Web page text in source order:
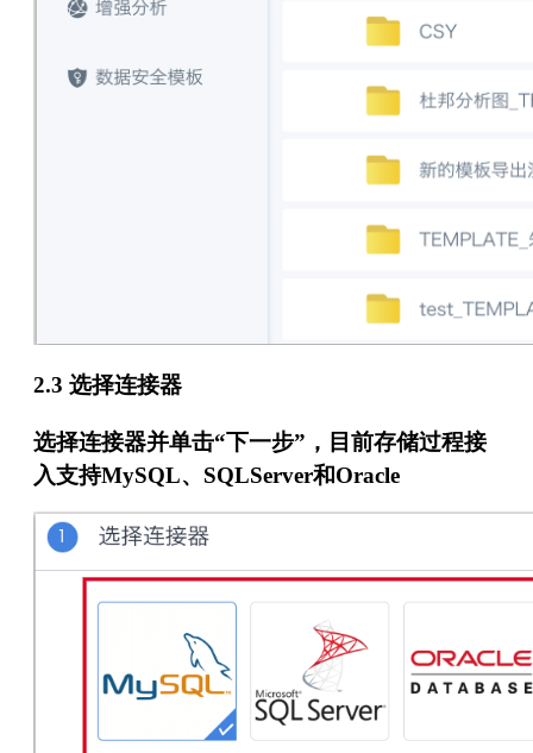
2.3 选择连接器
选择连接器并单击“下一步”，目前存储过程接
入支持MySQL、SQLServer和Oracle